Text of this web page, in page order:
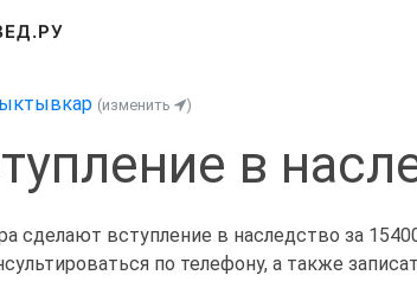
(изменить )
в
сделают вступление в наследство за
по телефону, а также